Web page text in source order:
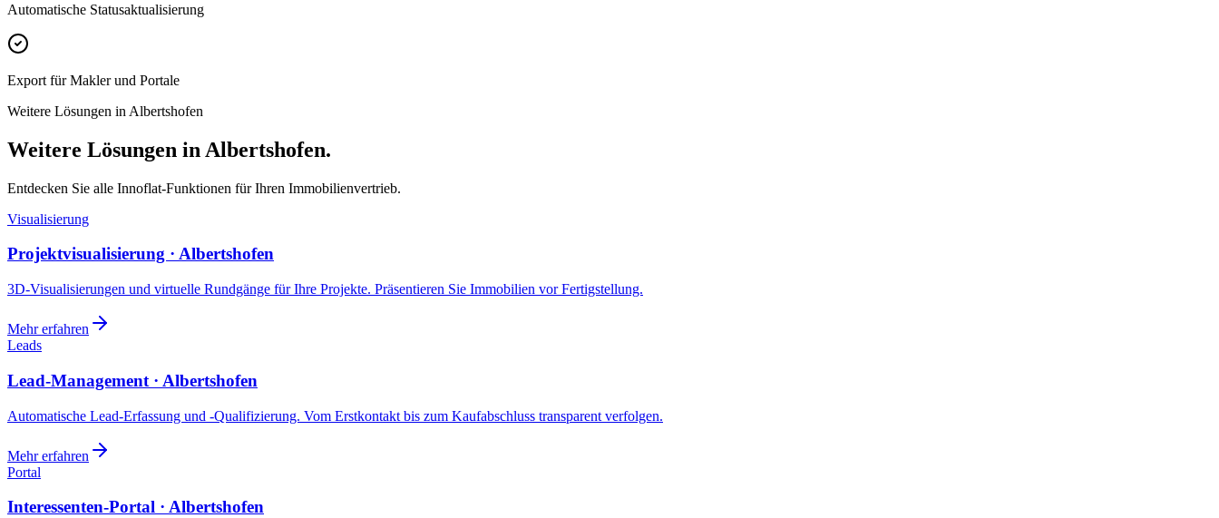
Automatische Statusaktualisierung
Export für Makler und Portale
Weitere Lösungen in Albertshofen
Weitere Lösungen in Albertshofen.
Entdecken Sie alle Innoflat-Funktionen für Ihren Immobilienvertrieb.
Visualisierung
Projektvisualisierung · Albertshofen
3D-Visualisierungen und virtuelle Rundgänge für Ihre Projekte. Präsentieren Sie Immobilien vor Fertigstellung.
Mehr erfahren
Leads
Lead-Management · Albertshofen
Automatische Lead-Erfassung und -Qualifizierung. Vom Erstkontakt bis zum Kaufabschluss transparent verfolgen.
Mehr erfahren
Portal
Interessenten-Portal · Albertshofen